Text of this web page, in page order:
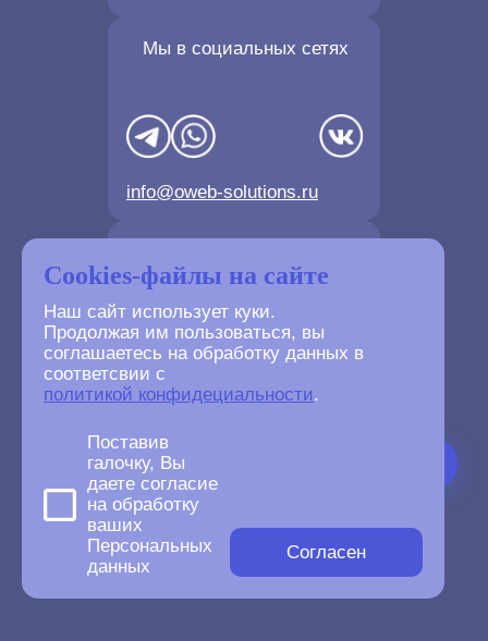
Cookies-файлы на сайте
Наш сайт использует куки.
Продолжая им пользоваться, вы
соглашаетесь на обработку данных в
соответсвии с
политикой конфидециальности.
Поставив
галочку, Вы
даете согласие
на обработку
ваших
Персональных
данных
Согласен
2007-2026
oWeb Solutions.ru.
All right reserved.
Мы в социальных сетях
info@oweb-solutions.ru
+7(4872) 702-730
+7(499) 677-61-84